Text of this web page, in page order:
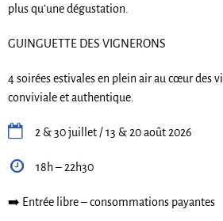
plus qu’une dégustation.
GUINGUETTE DES VIGNERONS
4 soirées estivales en plein air au cœur des
conviviale et authentique.
 2 & 30 juillet / 13 & 20 août 2026
 18h – 22h30
➡️ Entrée libre – consommations payantes